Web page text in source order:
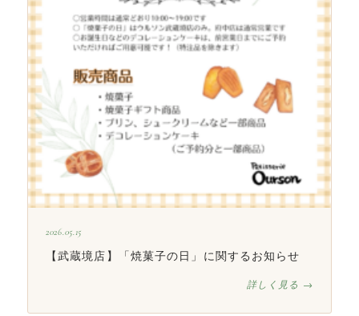
2026.05.15
【武蔵境店】「焼菓子の日」に関するお知らせ
詳しく見る →